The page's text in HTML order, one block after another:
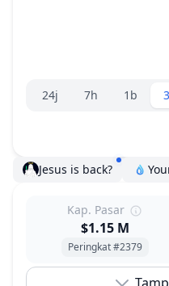
Pemilih rentang.
24j 7h 1b
Jesus is back?
Kap. Pasar
$1.15 M
Peringkat #2379